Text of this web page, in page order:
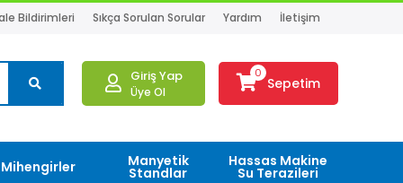
Bildirimleri Sıkça Sorulan Sorular Yardım İletişim
Giriş Yap
Üye Ol
0
Sepetim
Mihengirler Manyetik
Standlar
Hassas Makine
Su Terazileri